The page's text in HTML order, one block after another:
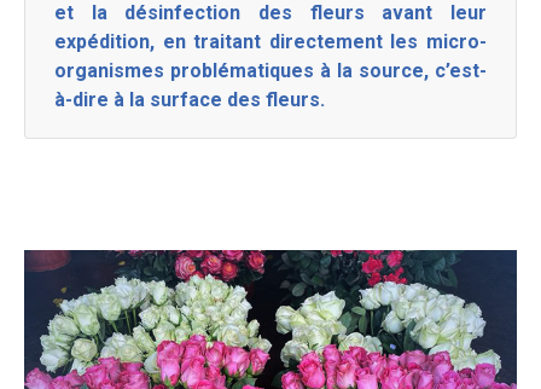
et la désinfection des fleurs avant leur
expédition, en traitant directement les micro-
organismes problématiques à la source, c’est-
à-dire à la surface des fleurs.